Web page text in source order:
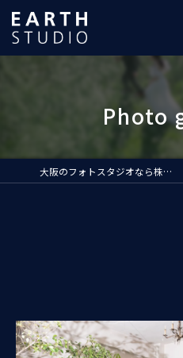
大阪のフォトスタジオなら株式会社ジ・アースプロダクション